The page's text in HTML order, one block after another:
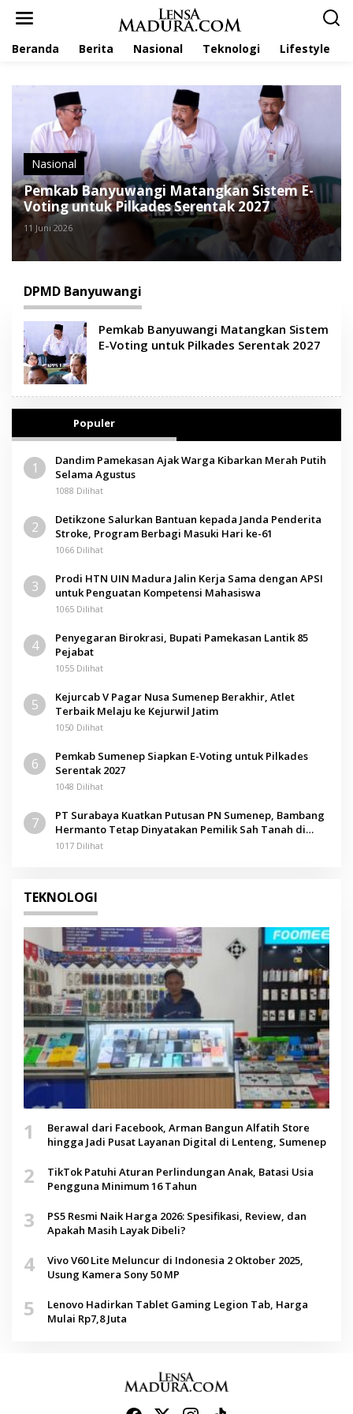
Beranda Berita Nasional Teknologi Lifestyle
Nasional
Pemkab Banyuwangi Matangkan Sistem E-
Voting untuk Pilkades Serentak 2027
11 Juni 2026
DPMD Banyuwangi
Pemkab Banyuwangi Matangkan Sistem
E-Voting untuk Pilkades Serentak 2027
Populer
1
Dandim Pamekasan Ajak Warga Kibarkan Merah Putih
Selama Agustus
1088 Dilihat
2
Detikzone Salurkan Bantuan kepada Janda Penderita
Stroke, Program Berbagi Masuki Hari ke-61
1066 Dilihat
3
Prodi HTN UIN Madura Jalin Kerja Sama dengan APSI
untuk Penguatan Kompetensi Mahasiswa
1065 Dilihat
4
Penyegaran Birokrasi, Bupati Pamekasan Lantik 85
Pejabat
1055 Dilihat
5
Kejurcab V Pagar Nusa Sumenep Berakhir, Atlet
Terbaik Melaju ke Kejurwil Jatim
1050 Dilihat
6
Pemkab Sumenep Siapkan E-Voting untuk Pilkades
Serentak 2027
1048 Dilihat
7
PT Surabaya Kuatkan Putusan PN Sumenep, Bambang
Hermanto Tetap Dinyatakan Pemilik Sah Tanah di
Pamolokan
1017 Dilihat
TEKNOLOGI
1
Berawal dari Facebook, Arman Bangun Alfatih Store
hingga Jadi Pusat Layanan Digital di Lenteng, Sumenep
2
TikTok Patuhi Aturan Perlindungan Anak, Batasi Usia
Pengguna Minimum 16 Tahun
3
PS5 Resmi Naik Harga 2026: Spesifikasi, Review, dan
Apakah Masih Layak Dibeli?
4
Vivo V60 Lite Meluncur di Indonesia 2 Oktober 2025,
Usung Kamera Sony 50 MP
5
Lenovo Hadirkan Tablet Gaming Legion Tab, Harga
Mulai Rp7,8 Juta